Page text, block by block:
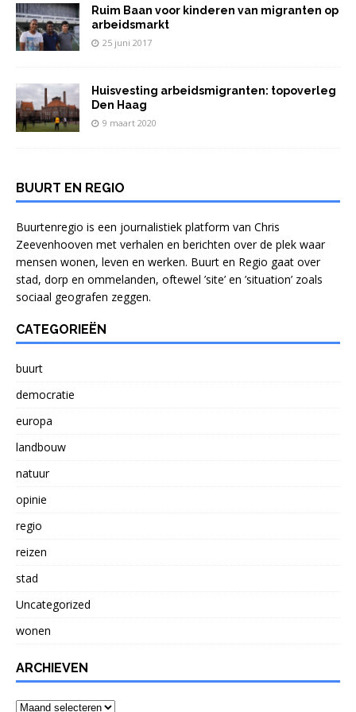
Ruim Baan voor kinderen van migranten op
arbeidsmarkt
25 juni 2017
Huisvesting arbeidsmigranten: topoverleg
Den Haag
9 maart 2020
BUURT EN REGIO
Buurtenregio is een journalistiek platform van Chris
Zeevenhooven met verhalen en berichten over de plek waar
mensen wonen, leven en werken. Buurt en Regio gaat over
stad, dorp en ommelanden, oftewel ’site’ en ’situation’ zoals
sociaal geografen zeggen.
CATEGORIEËN
buurt
democratie
europa
landbouw
natuur
opinie
regio
reizen
stad
Uncategorized
wonen
ARCHIEVEN
Archieven